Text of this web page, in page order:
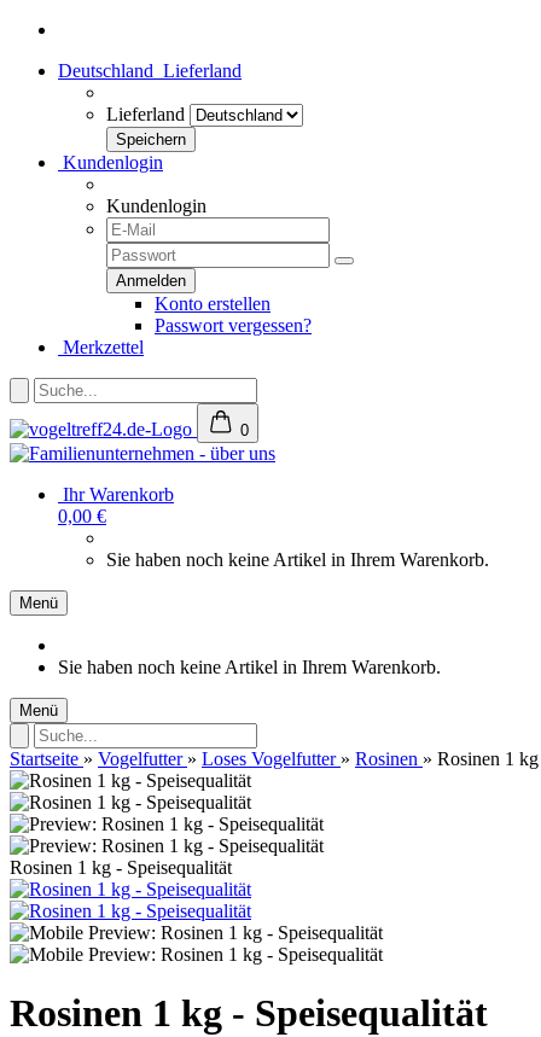
Deutschland Lieferland
Lieferland
Kundenlogin
Kundenlogin
Konto erstellen
Passwort vergessen?
Merkzettel
0
Ihr Warenkorb
0,00 €
Sie haben noch keine Artikel in Ihrem Warenkorb.
Menü
Sie haben noch keine Artikel in Ihrem Warenkorb.
Menü
Startseite » Vogelfutter » Loses Vogelfutter » Rosinen » Rosinen 1
Rosinen 1 kg - Speisequalität
Rosinen 1 kg - Speisequalität